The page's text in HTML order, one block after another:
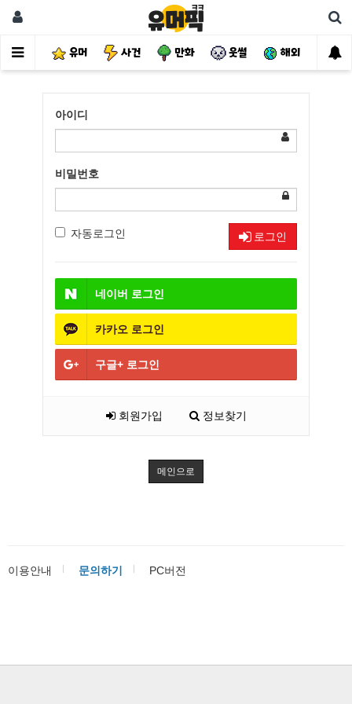
유머 사건 만화 웃썰 해외 핫
아이디
비밀번호
자동로그인 로그인
네이버 로그인
카카오 로그인
구글+ 로그인
회원가입 정보찾기
메인으로
이용안내 문의하기 PC버전